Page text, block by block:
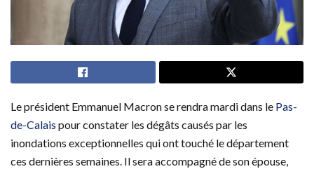
Le président Emmanuel Macron se rendra mardi dans le Pas-
de-Calais pour constater les dégâts causés par les
inondations exceptionnelles qui ont touché le département
ces dernières semaines. Il sera accompagné de son épouse,